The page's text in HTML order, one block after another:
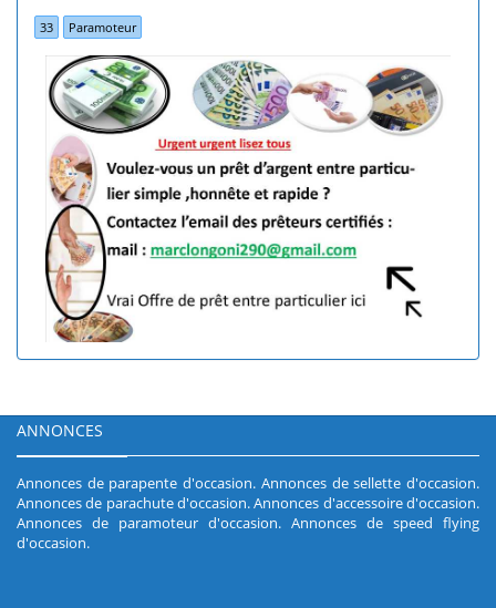
33 Paramoteur
ANNONCES
Annonces de parapente d'occasion. Annonces de sellette d'occasion.
Annonces de parachute d'occasion.Annonces d'accessoire d'occasion.
Annonces de paramoteur d'occasion. Annonces de speed flying
d'occasion.